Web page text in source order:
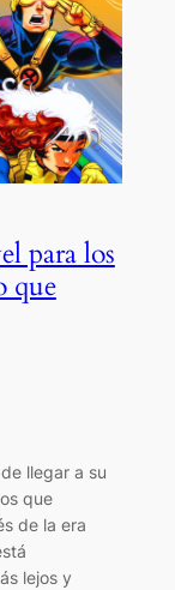
para los
que
llegar a su
que
de la era
lejos y